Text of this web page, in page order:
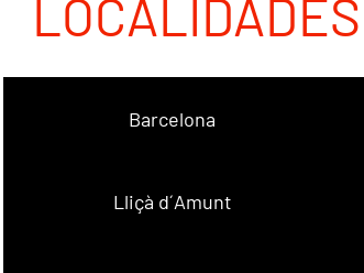
Barcelona
Lliçà d´Amunt